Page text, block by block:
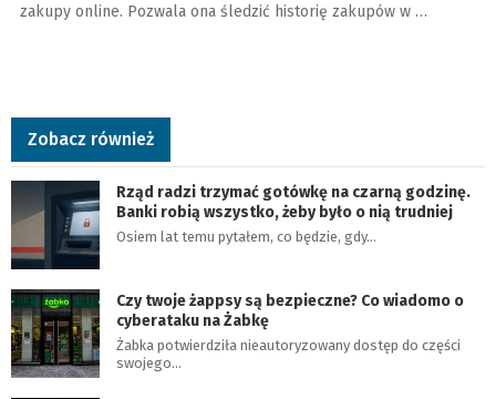
zakupy online. Pozwala ona śledzić historię zakupów w …
Zobacz również
Rząd radzi trzymać gotówkę na czarną godzinę.
Banki robią wszystko, żeby było o nią trudniej
Osiem lat temu pytałem, co będzie, gdy…
Czy twoje żappsy są bezpieczne? Co wiadomo o
cyberataku na Żabkę
Żabka potwierdziła nieautoryzowany dostęp do części
swojego…